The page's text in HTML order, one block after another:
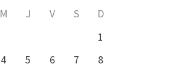
M J V S
D
1
4 5 6 7
8